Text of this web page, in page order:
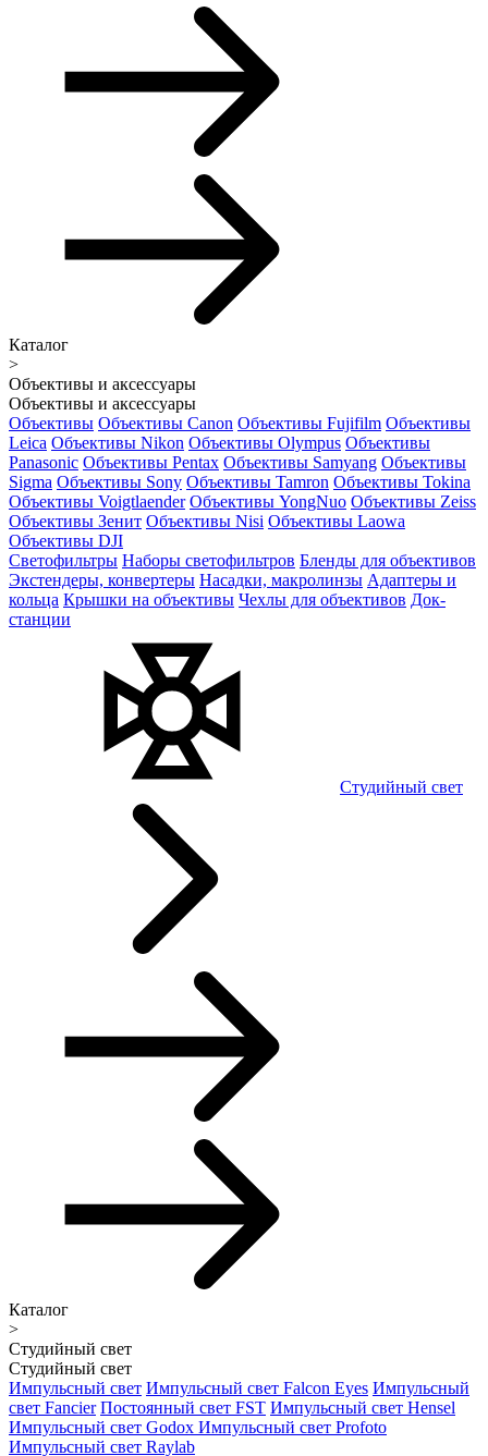
Каталог
>
Объективы и аксессуары
Объективы и аксессуары
Объективы Объективы Canon Объективы Fujifilm Объективы
Leica Объективы Nikon Объективы Olympus Объективы
Panasonic Объективы Pentax Объективы Samyang Объективы
Sigma Объективы Sony Объективы Tamron Объективы Tokina
Объективы Voigtlaender Объективы YongNuo Объективы Zeiss
Объективы Зенит Объективы Nisi Объективы Laowa
Объективы DJI
Светофильтры Наборы светофильтров Бленды для объективов
Экстендеры, конвертеры Насадки, макролинзы Адаптеры и
кольца Крышки на объективы Чехлы для объективов Док-
станции
Студийный свет
Каталог
>
Студийный свет
Студийный свет
Импульсный свет Импульсный свет Falcon Eyes Импульсный
свет Fancier Постоянный свет FST Импульсный свет Hensel
Импульсный свет Godox Импульсный свет Profoto
Импульсный свет Raylab